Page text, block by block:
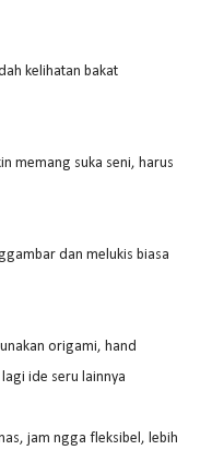
kelihatan bakat
memang suka seni, harus
dan melukis biasa
origami, hand
ide seru lainnya
jam ngga fleksibel, lebih